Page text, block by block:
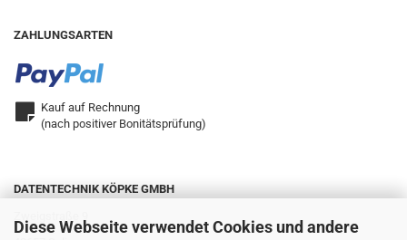
Diese Webseite verwendet Cookies und andere
ZAHLUNGSARTEN
Kauf auf Rechnung
(nach positiver Bonitätsprüfung)
DATENTECHNIK KÖPKE GMBH